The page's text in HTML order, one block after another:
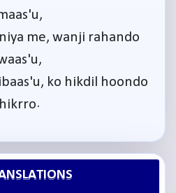
me, wanji rahando
ko hikdil hoondo
hikrro.